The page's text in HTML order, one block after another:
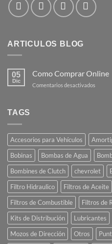
ARTICULOS BLOG
05
Dic
Como Comprar Online
Comentarios desactivados
TAGS
Accesorios para Vehículos
Bobinas
Bombas de Agua
Bombines de Clutch
chevrolet
Filtro Hidraulico
Filtros de Aceite
Filtros de Combustible
Filtros de
Kits de Distribución
Lubricantes
Mozos de Dirección
Otros